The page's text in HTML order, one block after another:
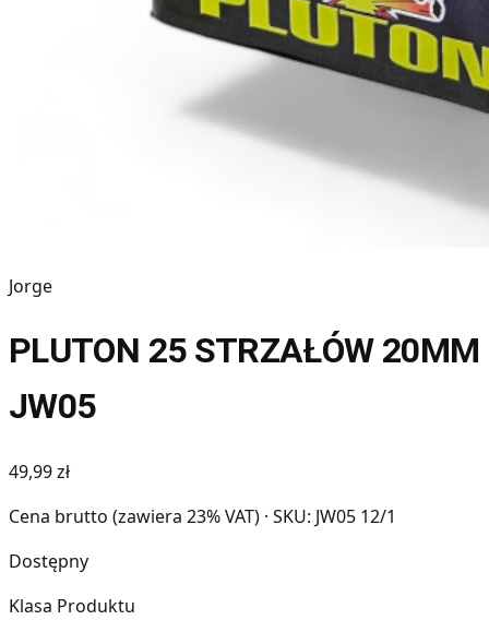
Jorge
PLUTON 25 STRZAŁÓW 20MM
JW05
49,99 zł
Cena brutto (zawiera 23% VAT) · SKU: JW05 12/1
Dostępny
Klasa Produktu